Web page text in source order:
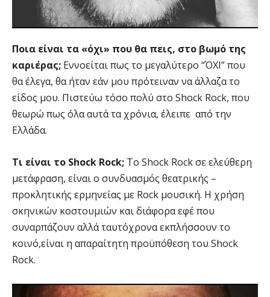
Ποια είναι τα «όχι» που θα πεις, στο βωμό της
καριέρας; Εννοείται πως το μεγαλύτερο “ΌΧΙ” που
θα έλεγα, θα ήταν εάν μου πρότειναν να άλλαζα το
είδος μου. Πιστεύω τόσο πολύ στο Shock Rock, που
θεωρώ πως όλα αυτά τα χρόνια, έλειπε από την
Ελλάδα.
Τι είναι το Shock Rock; Το Shock Rock σε ελεύθερη
μετάφραση, είναι ο συνδυασμός θεατρικής –
προκλητικής ερμηνείας με Rock μουσική. Η χρήση
σκηνικών κοστουμιών και διάφορα εφέ που
συναρπάζουν αλλά ταυτόχρονα εκπλήσσουν το
κοινό,είναι η απαραίτητη προϋπόθεση του Shock
Rock.